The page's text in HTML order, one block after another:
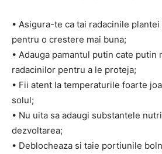
• Asigura-te ca tai radacinile
pentru o crestere mai buna;
• Adauga pamantul putin cate putin
radacinilor pentru a le proteja;
• Fii atent la temperaturile foarte
solul;
• Nu uita sa adaugi substantele
dezvoltarea;
• Deblocheaza si taie portiunile